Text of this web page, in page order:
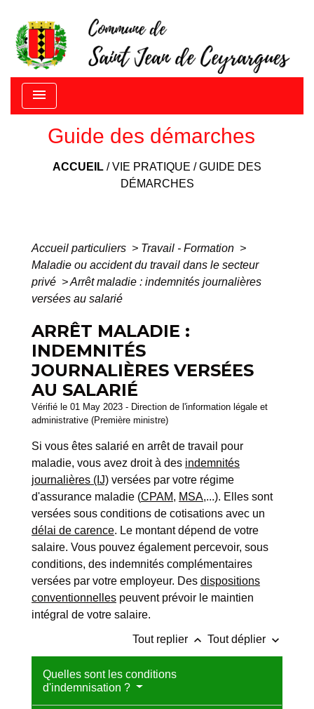
menu
Guide des démarches
ACCUEIL /VIE PRATIQUE /GUIDE DES
DÉMARCHES
Accueil particuliers > Travail - Formation >
Maladie ou accident du travail dans le secteur
privé >Arrêt maladie : indemnités journalières
versées au salarié
ARRÊT MALADIE :
INDEMNITÉS
JOURNALIÈRES VERSÉES
AU SALARIÉ
Vérifié le 01 May 2023 - Direction de l'information légale et
administrative (Première ministre)
Si vous êtes salarié en arrêt de travail pour
maladie, vous avez droit à des indemnités
journalières (IJ) versées par votre régime
d'assurance maladie (CPAM, MSA,...). Elles sont
versées sous conditions de cotisations avec un
délai de carence. Le montant dépend de votre
salaire. Vous pouvez également percevoir, sous
conditions, des indemnités complémentaires
versées par votre employeur. Des dispositions
conventionnelles peuvent prévoir le maintien
intégral de votre salaire.
Tout replier keyboard_arrow_up Tout déplier keyboard_arrow_down
Quelles sont les conditions
d'indemnisation ?